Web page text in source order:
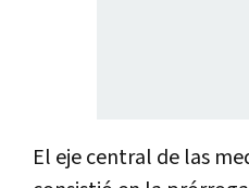
El eje central de las